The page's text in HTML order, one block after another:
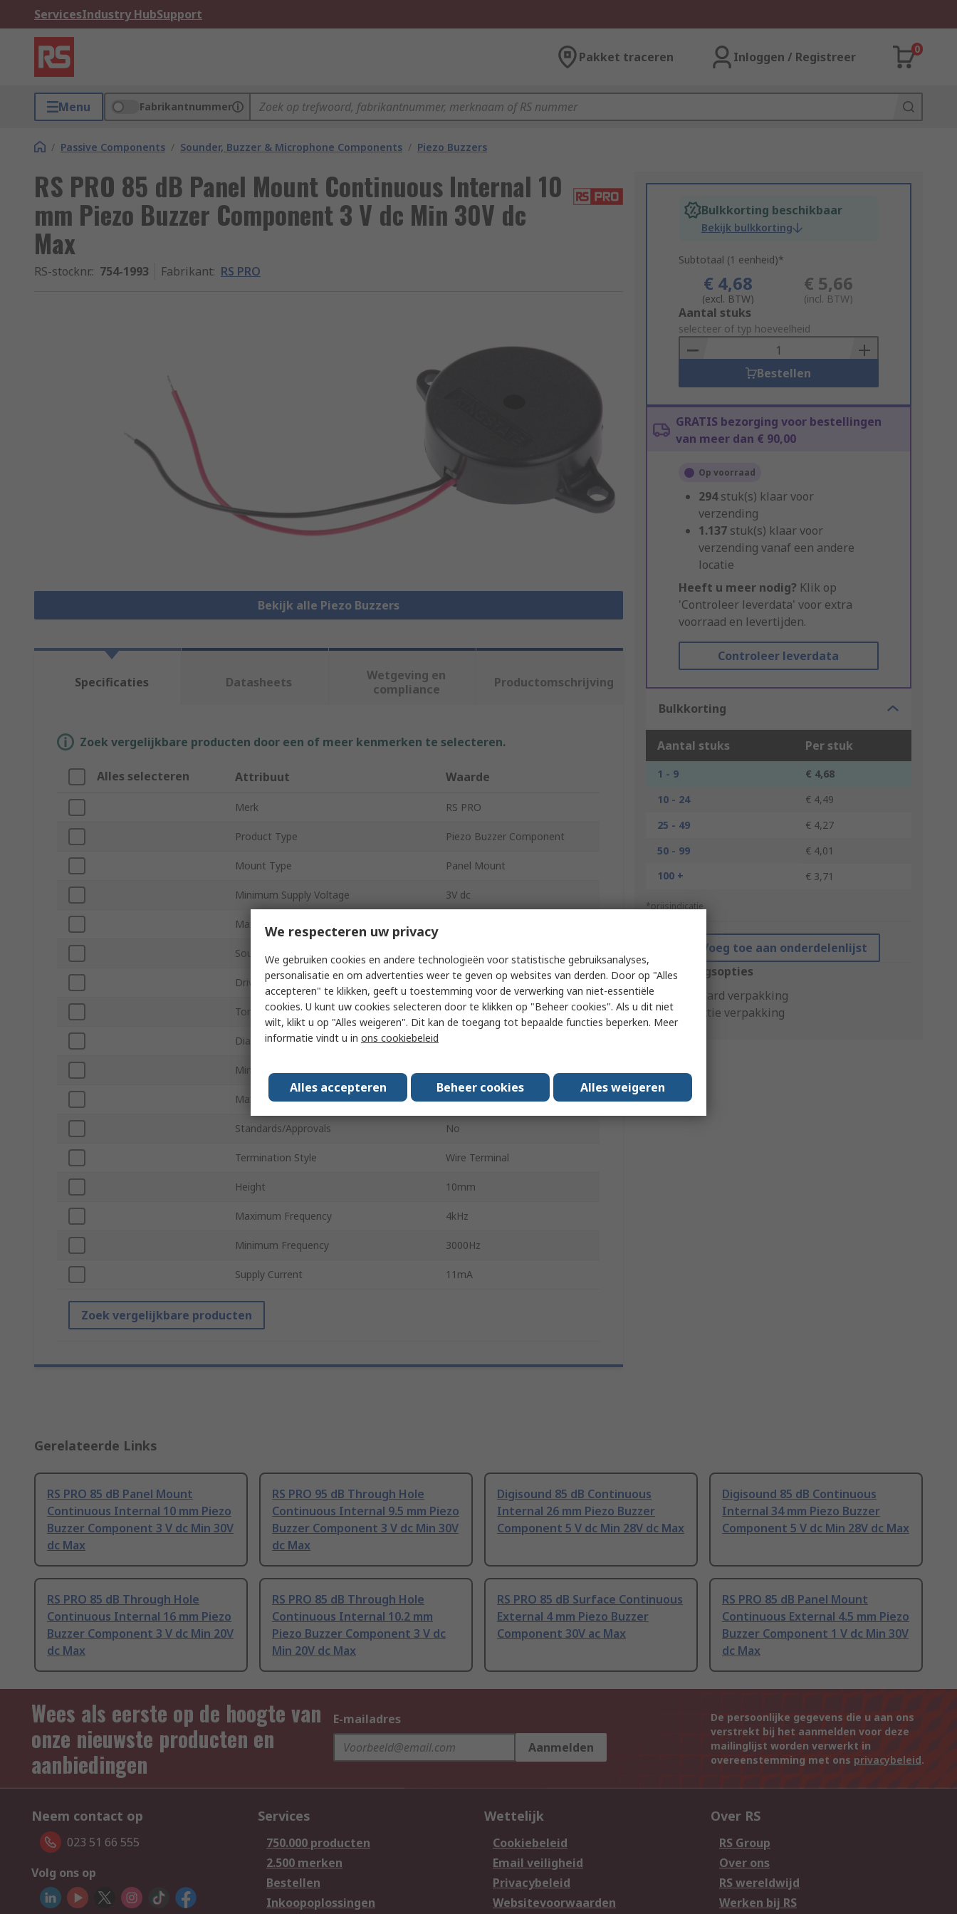
ServicesIndustry HubSupport
Pakket traceren Inloggen / Registreer
0
Menu Fabrikantnummer
/ Passive Components / Sounder, Buzzer & Microphone Components / Piezo Buzzers
RS PRO 85 dB Panel Mount Continuous Internal 10
mm Piezo Buzzer Component 3 V dc Min 30V dc
Max
RS-stocknr.: 754-1993 Fabrikant: RS PRO
Bekijk alle Piezo Buzzers
Bulkkorting beschikbaar
Bekijk bulkkorting
Subtotaal (1 eenheid)*
€ 4,68
(excl. BTW)
€ 5,66
(incl. BTW)
Add
to
Basket
Aantal stuks
selecteer of typ hoeveelheid
Bestellen
GRATIS bezorging voor bestellingen
van meer dan € 90,00
Op voorraad
294stuk(s) klaar voor
verzending
1.137 stuk(s) klaar voor
verzending vanaf een andere
locatie
Heeft u meer nodig? Klik op
'Controleer leverdata' voor extra
voorraad en levertijden.
Controleer leverdata
Bulkkorting
Aantal stuks Per stuk
1 - 9
€ 4,68
10 - 24
€ 4,49
25 - 49
€ 4,27
50 - 99
€ 4,01
100 +
€ 3,71
*prijsindicatie
Voeg toe aan onderdelenlijst
Verpakkingsopties
Standaard verpakking
Productie verpakking
Specificaties Datasheets
Wetgeving en
compliance
Productomschrijving
Zoek vergelijkbare producten door een of meer kenmerken te selecteren.
Alles selecteren Attribuut Waarde
Merk RS PRO
Product Type Piezo Buzzer Component
Mount Type Panel Mount
Minimum Supply Voltage 3V dc
Maximum Supply Voltage
Sound Level 85dB
Drive Type Internal
Tone Type Continuous
Diameter
Minimum Operating Temperature -30°C
Maximum Operating Temperature 85°C
Standards/Approvals No
Termination Style Wire Terminal
Height 10mm
Maximum Frequency 4kHz
Minimum Frequency 3000Hz
Supply Current 11mA
Zoek vergelijkbare producten
Gerelateerde Links
RS PRO 85 dB Panel Mount
Continuous Internal 10 mm Piezo
Buzzer Component 3 V dc Min 30V
dc Max
RS PRO 95 dB Through Hole
Continuous Internal 9.5 mm Piezo
Buzzer Component 3 V dc Min 30V
dc Max
Digisound 85 dB Continuous
Internal 26 mm Piezo Buzzer
Component 5 V dc Min 28V dc Max
Digisound 85 dB Continuous
Internal 34 mm Piezo Buzzer
Component 5 V dc Min 28V dc Max
RS PRO 85 dB Through Hole
Continuous Internal 16 mm Piezo
Buzzer Component 3 V dc Min 20V
dc Max
RS PRO 85 dB Through Hole
Continuous Internal 10.2 mm
Piezo Buzzer Component 3 V dc
Min 20V dc Max
RS PRO 85 dB Surface Continuous
External 4 mm Piezo Buzzer
Component 30V ac Max
RS PRO 85 dB Panel Mount
Continuous External 4.5 mm Piezo
Buzzer Component 1 V dc Min 30V
dc Max
Wees als eerste op de hoogte van
onze nieuwste producten en
aanbiedingen
E-mailadres
Aanmelden
De persoonlijke gegevens die u aan ons
verstrekt bij het aanmelden voor deze
mailinglijst worden verwerkt in
overeenstemming met ons privacybeleid.
Neem contact op
023 51 66 555
Volg ons op
Services
750.000 producten
2.500 merken
Bestellen
Inkoopoplossingen
Wettelijk
Cookiebeleid
Email veiligheid
Privacybeleid
Websitevoorwaarden
Over RS
RS Group
Over ons
RS wereldwijd
Werken bij RS
We respecteren uw privacy
We gebruiken cookies en andere technologieën voor statistische gebruiksanalyses,
personalisatie en om advertenties weer te geven op websites van derden. Door op "Alles
accepteren" te klikken, geeft u toestemming voor de verwerking van niet-essentiële
cookies. U kunt uw cookies selecteren door te klikken op "Beheer cookies". Als u dit niet
wilt, klikt u op "Alles weigeren". Dit kan de toegang tot bepaalde functies beperken. Meer
informatie vindt u in ons cookiebeleid
Alles accepteren Beheer cookies Alles weigeren